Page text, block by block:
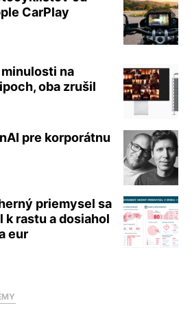
CarPlay
na
oba zrušil
pre korporátnu
priemysel sa
rastu a dosiahol
eur